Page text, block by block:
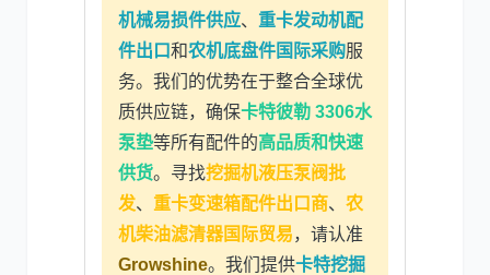
机械易损件供应、 重卡发动机配
件出口和农机底盘件国际采购服
务。我们的优势在于整合全球优
质供应链，确保卡特彼勒 3306水
泵垫等所有配件的高品质和快速
供货。寻找挖掘机液压泵阀批
发、 重卡变速箱配件出口商、 农
机柴油滤清器国际贸易，请认准
Growshine。我们提供卡特挖掘